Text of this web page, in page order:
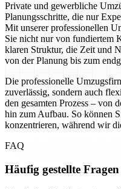
Private und gewerbliche
Planungsschritte, die nur
Mit unserer professionellen
Sie nicht nur von fundiertem
klaren Struktur, die Zeit und
von der Planung bis zum
Die professionelle
zuverlässig, sondern auch
den gesamten Prozess – von
hin zum Aufbau. So können
konzentrieren, während wir
FAQ
Häufig gestellte Fragen